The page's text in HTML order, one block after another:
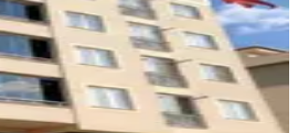
Yunus Emre Mahallesi
· 5. Kat·05.08.2026